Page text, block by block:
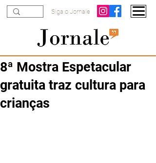
Siga o Jornale
8ª Mostra Espetacular
gratuita traz cultura para
crianças